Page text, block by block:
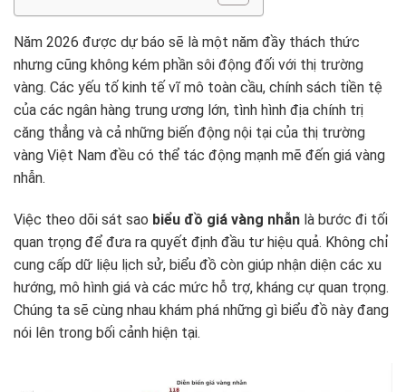
Năm 2026 được dự báo sẽ là một năm đầy thách thức
nhưng cũng không kém phần sôi động đối với thị trường
vàng. Các yếu tố kinh tế vĩ mô toàn cầu, chính sách tiền tệ
của các ngân hàng trung ương lớn, tình hình địa chính trị
căng thẳng và cả những biến động nội tại của thị trường
vàng Việt Nam đều có thể tác động mạnh mẽ đến giá vàng
nhẫn.
Việc theo dõi sát sao biểu đồ giá vàng nhẫn là bước đi tối
quan trọng để đưa ra quyết định đầu tư hiệu quả. Không chỉ
cung cấp dữ liệu lịch sử, biểu đồ còn giúp nhận diện các xu
hướng, mô hình giá và các mức hỗ trợ, kháng cự quan trọng.
Chúng ta sẽ cùng nhau khám phá những gì biểu đồ này đang
nói lên trong bối cảnh hiện tại.